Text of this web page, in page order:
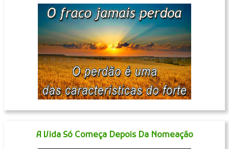
A Vida Só Começa Depois Da Nomeação